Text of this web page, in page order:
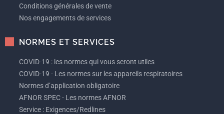
Conditions générales de vente
Nos engagements de services
NORMES ET SERVICES
COVID-19 : les normes qui vous seront utiles
COVID-19 - Les normes sur les appareils respiratoires
Normes d’application obligatoire
AFNOR SPEC - Les normes AFNOR
Service : Exigences/Redlines